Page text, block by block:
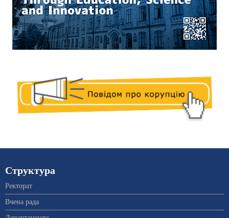
Структура
Ректорат
Вчена рада